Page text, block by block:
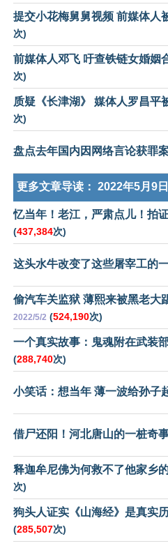
提交小花梅舅舅视频 前媒体人
次)
前媒体人邓飞 吁查铁链女婚姻
次)
质疑《长津湖》 媒体人罗昌平
次)
盘点去年国内因网络言论获罪
更多文章导读： 2022年5月9日
忆当年！老江，严肃点儿！拍
(437,384次)
这头水牛改变了这些屠宰工的
偷汽车关监狱 薄熙来被黑老大
2022/5/2 (524,190次)
一个真实故事：鬼魂附在武装
(288,740次)
小笑话：想当年 薄一波给孙子
借尸还阳！河北唐山的一桩奇
释迦牟尼佛为何救不了他家乡
次)
狗头人证实《山海经》是真实
(285,507次)